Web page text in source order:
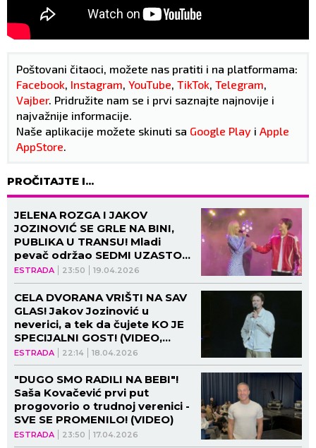
Poštovani čitaoci, možete nas pratiti i na platformama:
Facebook, Instagram, YouTube, TikTok, Telegram,
Vajber. Pridružite nam se i prvi saznajte najnovije i
najvažnije informacije.
Naše aplikacije možete skinuti sa Google Play i Apple
AppStore.
PROČITAJTE I...
ESTRADA 23:50 19.04.2026
JELENA ROZGA I JAKOV
JOZINOVIĆ SE GRLE NA BINI,
PUBLIKA U TRANSU! Mladi
pevač održao SEDMI UZASTONI
KONCERT, a evo ko je stigao
od poznatih! (VIDEO)
ESTRADA 22:14 18.04.2026
CELA DVORANA VRIŠTI NA SAV
GLAS! Jakov Jozinović u
neverici, a tek da čujete KO JE
SPECIJALNI GOST! (VIDEO,
GALERIJA)
ESTRADA 23:50 17.04.2026
"DUGO SMO RADILI NA BEBI"!
Saša Kovačević prvi put
progovorio o trudnoj verenici -
SVE SE PROMENILO! (VIDEO)